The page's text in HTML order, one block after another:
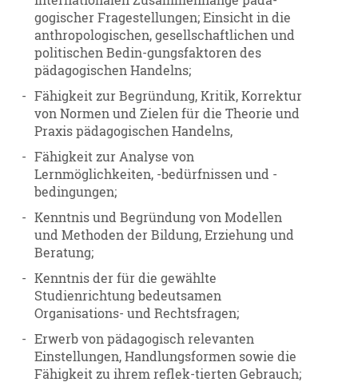
gogischer Fragestellungen; Einsicht in die
anthropologischen, gesellschaftlichen und
politischen Bedin-gungsfaktoren des
pädagogischen Handelns;
- Fähigkeit zur Begründung, Kritik, Korrektur
von Normen und Zielen für die Theorie und
Praxis pädagogischen Handelns,
- Fähigkeit zur Analyse von
Lernmöglichkeiten, -bedürfnissen und -
bedingungen;
- Kenntnis und Begründung von Modellen
und Methoden der Bildung, Erziehung und
Beratung;
- Kenntnis der für die gewählte
Studienrichtung bedeutsamen
Organisations- und Rechtsfragen;
- Erwerb von pädagogisch relevanten
Einstellungen, Handlungsformen sowie die
Fähigkeit zu ihrem reflek-tierten Gebrauch;